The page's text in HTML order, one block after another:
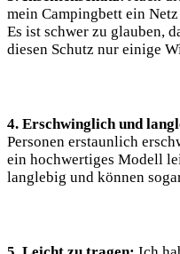
mein Campingbett ein
Es ist schwer zu glauben,
diesen Schutz nur einige
4. Erschwinglich und
Personen erstaunlich
ein hochwertiges Modell
langlebig und können